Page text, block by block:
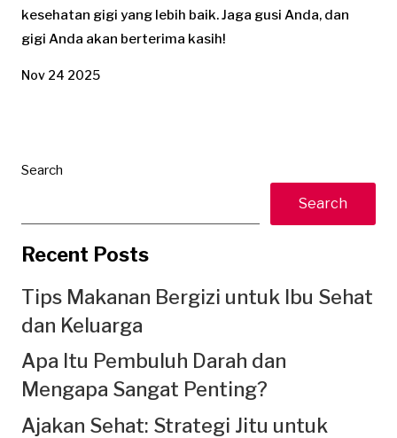
kesehatan gigi yang lebih baik. Jaga gusi Anda, dan
gigi Anda akan berterima kasih!
Nov 24 2025
Search
Search
Recent Posts
Tips Makanan Bergizi untuk Ibu Sehat
dan Keluarga
Apa Itu Pembuluh Darah dan
Mengapa Sangat Penting?
Ajakan Sehat: Strategi Jitu untuk